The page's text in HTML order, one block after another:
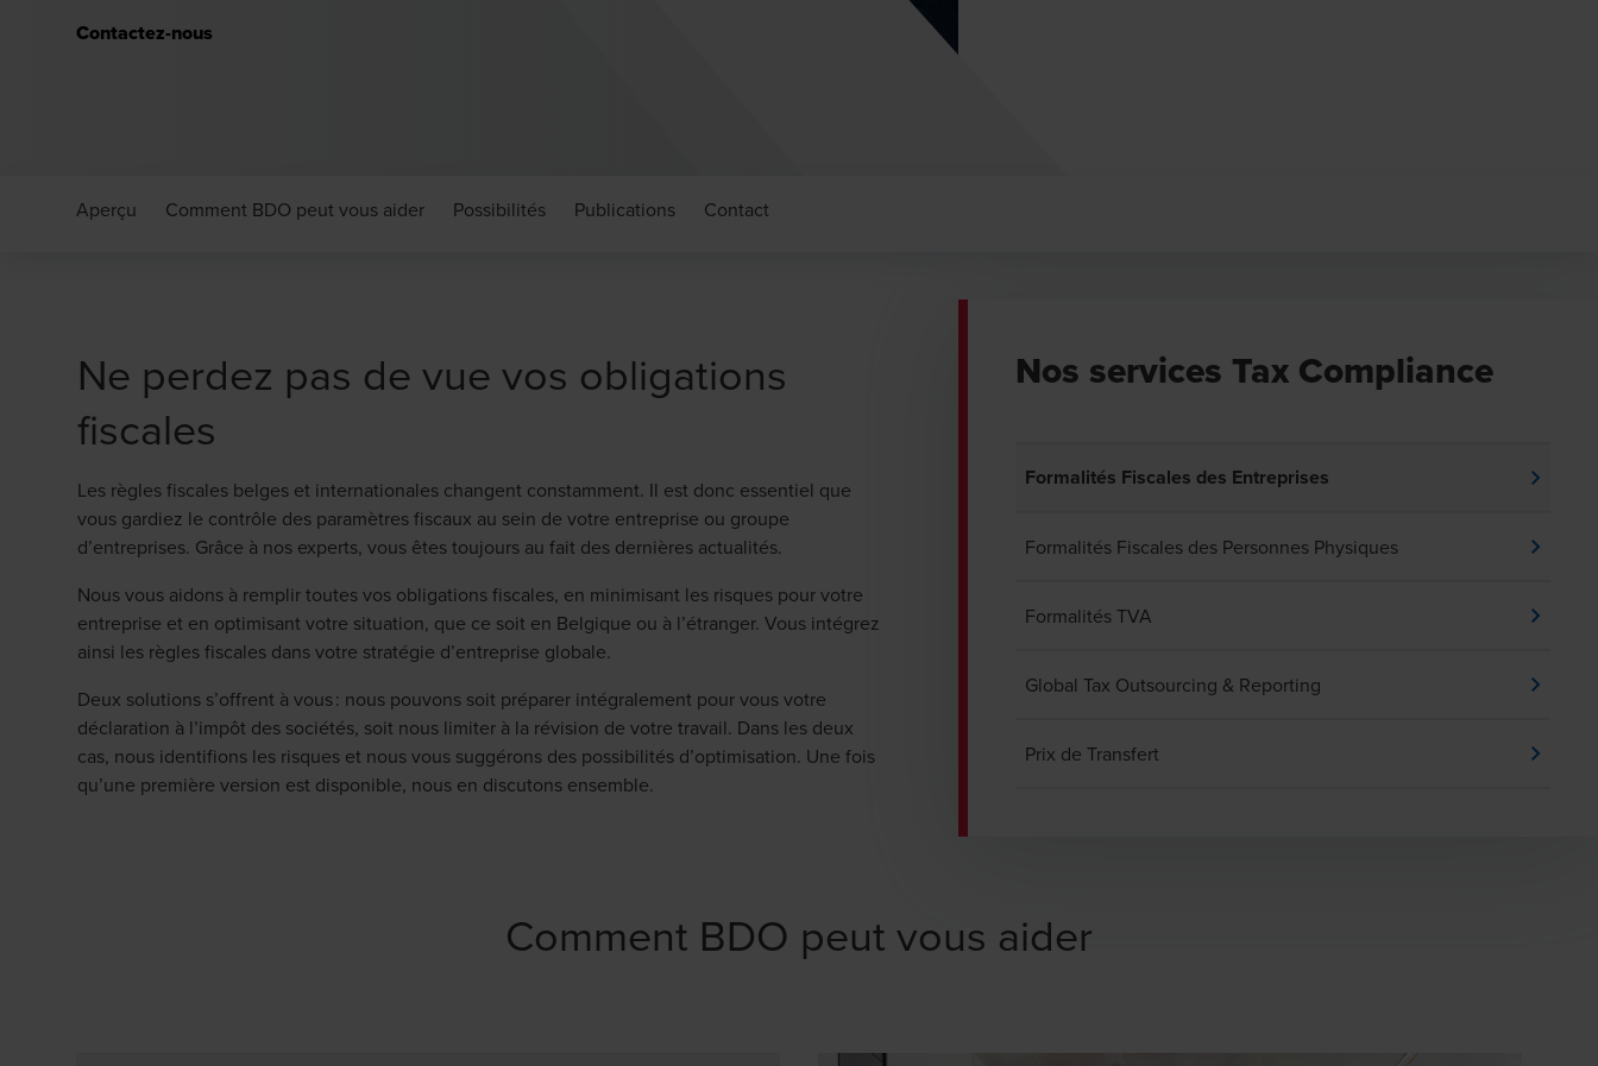
Contactez-nous
Aperçu Comment BDO peut vous aider Possibilités Publications Contact
Ne perdez pas de vue vos obligations
fiscales
Les règles fiscales belges et internationales changent constamment. Il est donc essentiel que
vous gardiez le contrôle des paramètres fiscaux au sein de votre entreprise ou groupe
d’entreprises. Grâce à nos experts, vous êtes toujours au fait des dernières actualités.
Nous vous aidons à remplir toutes vos obligations fiscales, en minimisant les risques pour votre
entreprise et en optimisant votre situation, que ce soit en Belgique ou à l’étranger. Vous intégrez
ainsi les règles fiscales dans votre stratégie d’entreprise globale.
Deux solutions s’offrent à vous : nous pouvons soit préparer intégralement pour vous votre
déclaration à l’impôt des sociétés, soit nous limiter à la révision de votre travail. Dans les deux
cas, nous identifions les risques et nous vous suggérons des possibilités d’optimisation. Une fois
qu’une première version est disponible, nous en discutons ensemble.
Nos services Tax Compliance
Formalités Fiscales des Entreprises
Formalités Fiscales des Personnes Physiques
Formalités TVA
Global Tax Outsourcing & Reporting
Prix de Transfert
Comment BDO peut vous aider